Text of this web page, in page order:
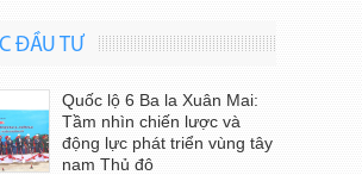
ĐẦU TƯ
Quốc lộ 6 Ba la Xuân Mai:
Tầm nhìn chiến lược và
động lực phát triển vùng tây
nam Thủ đô